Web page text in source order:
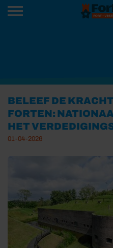
BELEEF DE
FORTEN:
HET
01-04-2026